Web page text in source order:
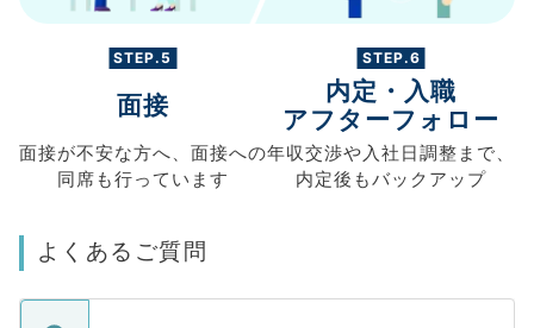
STEP.5
面接
面接が不安な方へ、 面接への
同席も行っています
STEP.6
内定・入職
アフターフォロー
年収交渉や入社日調整まで、
内定後もバックアップ
よくあるご質問